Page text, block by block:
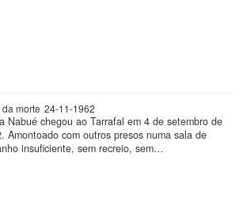
da morte 24-11-1962
Nabué chegou ao Tarrafal em 4 de setembro de
Amontoado com outros presos numa sala de
insuficiente, sem recreio, sem…